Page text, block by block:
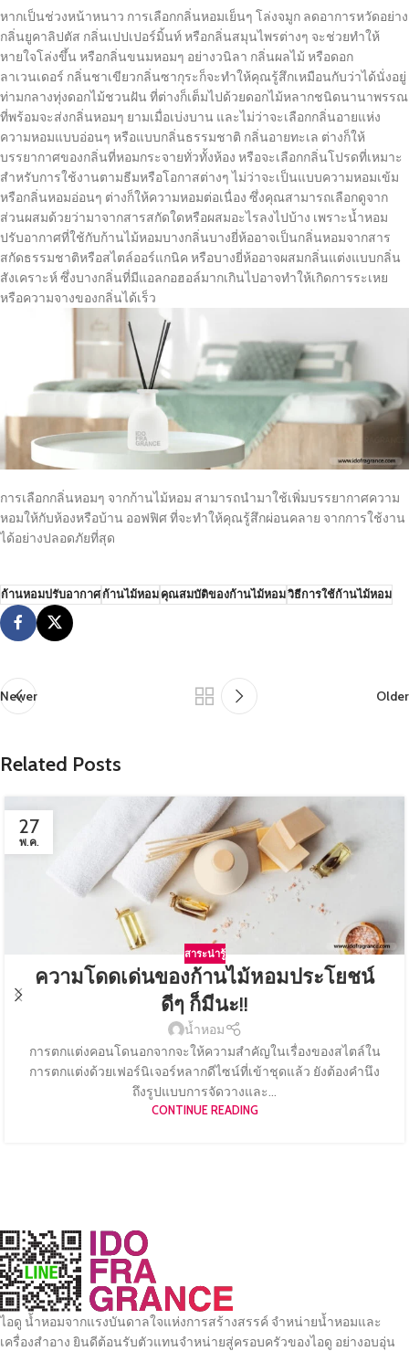
หากเป็นช่วงหน้าหนาว การเลือกกลิ่นหอมเย็นๆ โล่งจมูก ลดอาการหวัดอย่าง
กลิ่นยูคาลิปตัส กลิ่นเปปเปอร์มิ้นท์ หรือกลิ่นสมุนไพรต่างๆ จะช่วยทำให้
หายใจโล่งขึ้น หรือกลิ่นขนมหอมๆ อย่างวนิลา กลิ่นผลไม้ หรือดอก
ลาเวนเดอร์ กลิ่นชาเขียวกลิ่นซากุระก็จะทำให้คุณรู้สึกเหมือนกับว่าได้นั่งอยู่
ท่ามกลางทุ่งดอกไม้ชวนฝัน ที่ต่างก็เต็มไปด้วยดอกไม้หลากชนิดนานาพรรณ
ที่พร้อมจะส่งกลิ่นหอมๆ ยามเมื่อเบ่งบาน และไม่ว่าจะเลือกกลิ่นอายแห่ง
ความหอมแบบอ่อนๆ หรือแบบกลิ่นธรรมชาติ กลิ่นอายทะเล ต่างก็ให้
บรรยากาศของกลิ่นที่หอมกระจายทั่วทั้งห้อง หรือจะเลือกกลิ่นโปรดที่เหมาะ
สำหรับการใช้งานตามธีมหรือโอกาสต่างๆ ไม่ว่าจะเป็นแบบความหอมเข้ม
หรือกลิ่นหอมอ่อนๆ ต่างก็ให้ความหอมต่อเนื่อง ซึ่งคุณสามารถเลือกดูจาก
ส่วนผสมด้วยว่ามาจากสารสกัดใดหรือผสมอะไรลงไปบ้าง เพราะน้ำหอม
ปรับอากาศที่ใช้กับก้านไม้หอมบางกลิ่นบางยี่ห้ออาจเป็นกลิ่นหอมจากสาร
สกัดธรรมชาติหรือสไตล์ออร์แกนิค หรือบางยี่ห้ออาจผสมกลิ่นแต่งแบบกลิ่น
สังเคราะห์ ซึ่งบางกลิ่นที่มีแอลกอฮอล์มากเกินไปอาจทำให้เกิดการระเหย
หรือความจางของกลิ่นได้เร็ว
การเลือกกลิ่นหอมๆ จากก้านไม้หอม สามารถนำมาใช้เพิ่มบรรยากาศความ
หอมให้กับห้องหรือบ้าน ออฟฟิศ ที่จะทำให้คุณรู้สึกผ่อนคลาย จากการใช้งาน
ได้อย่างปลอดภัยที่สุด
ก้านหอมปรับอากาศก้านไม้หอมคุณสมบัติของก้านไม้หอมวิธีการใช้ก้านไม้หอม
Newer Older
Related Posts
27
พ.ค.
สาระน่ารู้
ความโดดเด่นของก้านไม้หอมประโยชน์
ดีๆ ก็มีนะ!!
น้ำหอม
การตกแต่งคอนโดนอกจากจะให้ความสำคัญในเรื่องของสไตล์ใน
การตกแต่งด้วยเฟอร์นิเจอร์หลากดีไซน์ที่เข้าชุดแล้ว ยังต้องคำนึง
ถึงรูปแบบการจัดวางและ...
CONTINUE READING
ไอดู น้ำหอมจากแรงบันดาลใจแห่งการสร้างสรรค์ จำหน่ายน้ำหอมและ
เครื่องสำอาง ยินดีต้อนรับตัวแทนจำหน่ายสู่ครอบครัวของไอดู อย่างอบอุ่น